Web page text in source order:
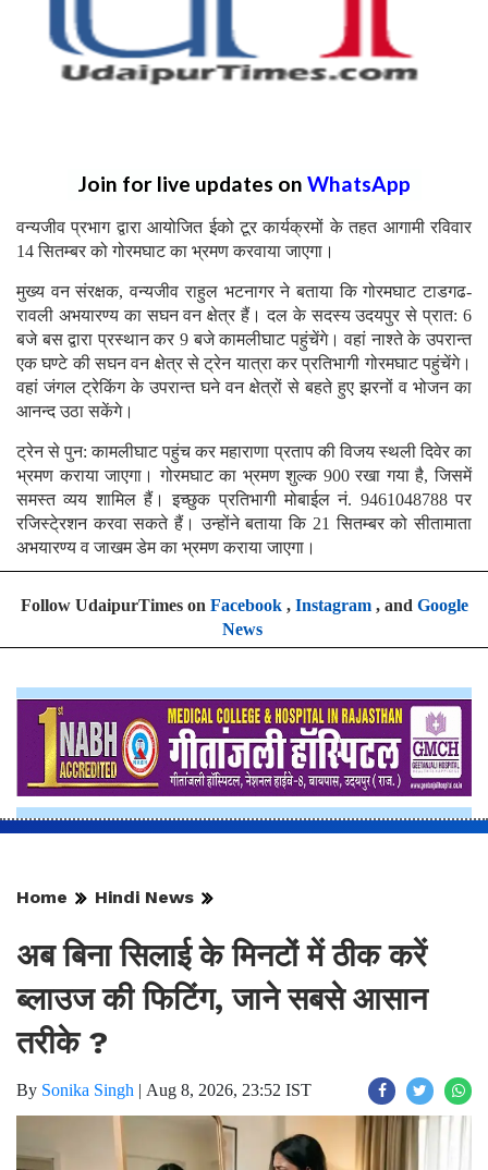
Join for live updates on WhatsApp
वन्यजीव प्रभाग द्वारा आयोजित ईको टूर कार्यक्रमों के तहत आगामी रविवार
14 सितम्बर को गोरमघाट का भ्रमण करवाया जाएगा।
मुख्य वन संरक्षक, वन्यजीव राहुल भटनागर ने बताया कि गोरमघाट टाडगढ-
रावली अभयारण्य का सघन वन क्षेत्र हैं। दल के सदस्य उदयपुर से प्रात: 6
बजे बस द्वारा प्रस्थान कर 9 बजे कामलीघाट पहुंचेंगे। वहां नाश्ते के उपरान्त
एक घण्टे की सघन वन क्षेत्र से ट्रेन यात्रा कर प्रतिभागी गोरमघाट पहुंचेंगे।
वहां जंगल ट्रेकिंग के उपरान्त घने वन क्षेत्रों से बहते हुए झरनों व भोजन का
आनन्द उठा सकेंगे।
ट्रेन से पुन: कामलीघाट पहुंच कर महाराणा प्रताप की विजय स्थली दिवेर का
भ्रमण कराया जाएगा। गोरमघाट का भ्रमण शुल्क 900 रखा गया है, जिसमें
समस्त व्यय शामिल हैं। इच्छुक प्रतिभागी मोबाईल नं. 9461048788 पर
रजिस्टे्रशन करवा सकते हैं। उन्होंने बताया कि 21 सितम्बर को सीतामाता
अभयारण्य व जाखम डेम का भ्रमण कराया जाएगा।
Follow UdaipurTimes on Facebook, Instagram, and Google
News
Home Hindi News
अब बिना सिलाई के मिनटों में ठीक करें
ब्लाउज की फिटिंग, जाने सबसे आसान
तरीके ?
By Sonika Singh | Aug 8, 2026, 23:52 IST